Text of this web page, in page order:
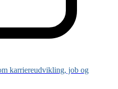
karriereudvikling, job og